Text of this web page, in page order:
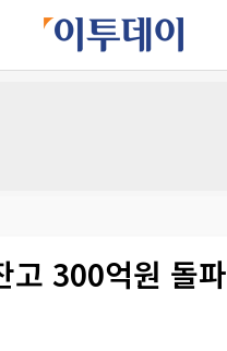
고 300억원 돌파